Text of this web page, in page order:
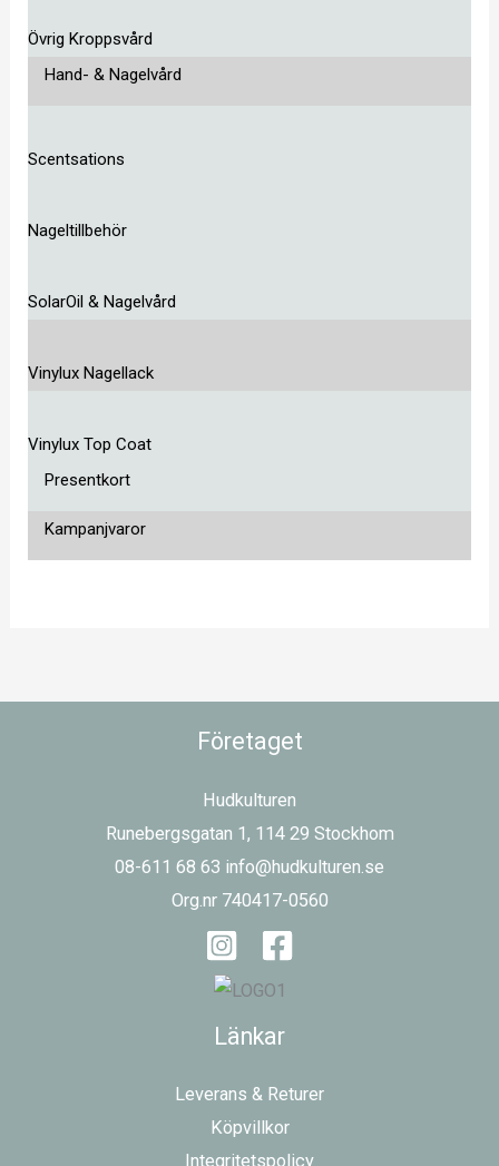
Övrig Kroppsvård
Hand- & Nagelvård
Scentsations
Nageltillbehör
SolarOil & Nagelvård
Vinylux Nagellack
Vinylux Top Coat
Presentkort
Kampanjvaror
Företaget
Hudkulturen
Runebergsgatan 1, 114 29 Stockhom
08-611 68 63 info@hudkulturen.se
Org.nr 740417-0560
Länkar
Leverans & Returer
Köpvillkor
Integritetspolicy